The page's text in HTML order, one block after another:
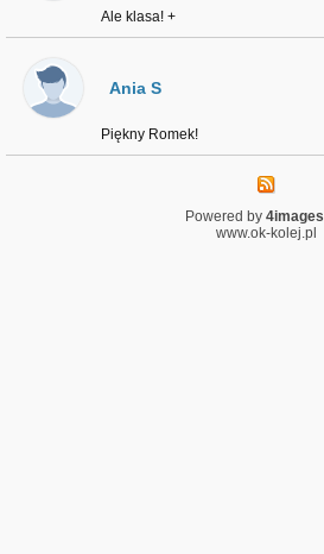
Ale klasa! +
Ania S
Piękny Romek!
Powered by 4images
www.ok-kolej.pl